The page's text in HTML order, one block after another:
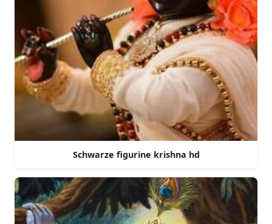
Schwarze figurine krishna hd